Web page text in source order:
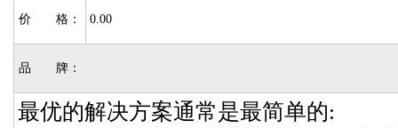
价 格： 0.00
品 牌：
最优的解决方案通常是最简单的: